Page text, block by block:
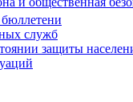
служб
защиты